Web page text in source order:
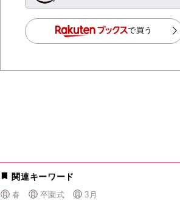
で買う
関連キーワード
春 卒園式 3月